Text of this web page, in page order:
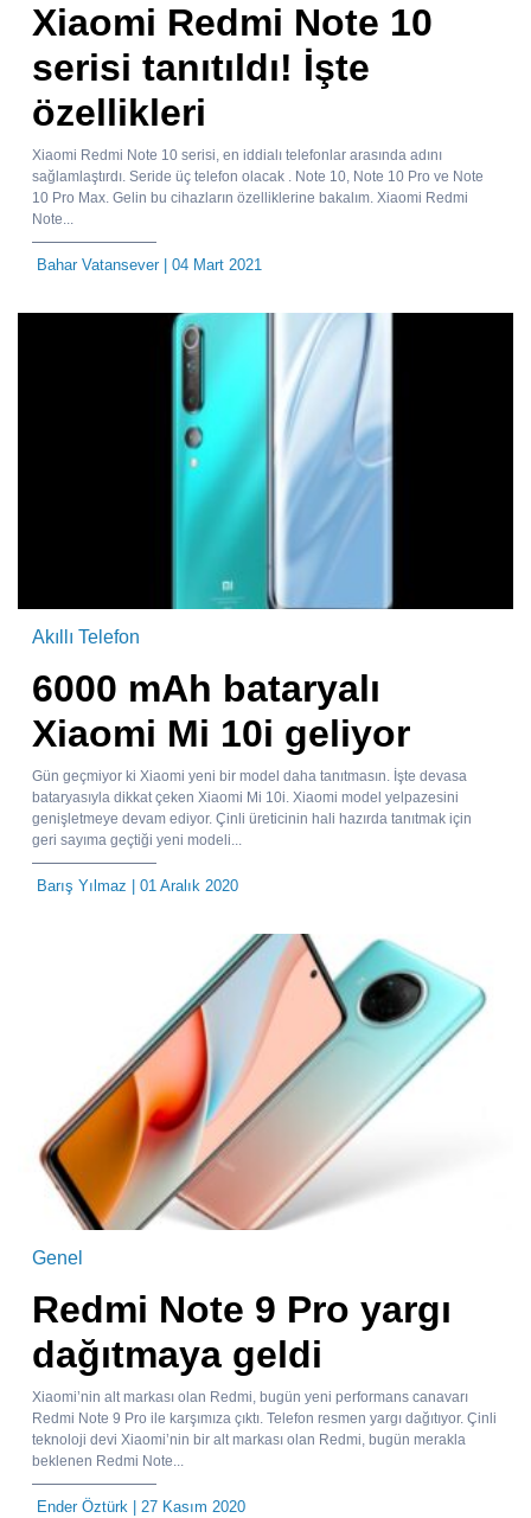
Xiaomi Redmi Note 10
serisi tanıtıldı! İşte
özellikleri
Xiaomi Redmi Note 10 serisi, en iddialı telefonlar arasında adını
sağlamlaştırdı. Seride üç telefon olacak . Note 10, Note 10 Pro ve Note
10 Pro Max. Gelin bu cihazların özelliklerine bakalım. Xiaomi Redmi
Note...
Bahar Vatansever| 04 Mart 2021
Akıllı Telefon
6000 mAh bataryalı
Xiaomi Mi 10i geliyor
Gün geçmiyor ki Xiaomi yeni bir model daha tanıtmasın. İşte devasa
bataryasıyla dikkat çeken Xiaomi Mi 10i. Xiaomi model yelpazesini
genişletmeye devam ediyor. Çinli üreticinin hali hazırda tanıtmak için
geri sayıma geçtiği yeni modeli...
Barış Yılmaz | 01 Aralık 2020
Genel
Redmi Note 9 Pro yargı
dağıtmaya geldi
Xiaomi’nin alt markası olan Redmi, bugün yeni performans canavarı
Redmi Note 9 Pro ile karşımıza çıktı. Telefon resmen yargı dağıtıyor. Çinli
teknoloji devi Xiaomi’nin bir alt markası olan Redmi, bugün merakla
beklenen Redmi Note...
Ender Öztürk | 27 Kasım 2020